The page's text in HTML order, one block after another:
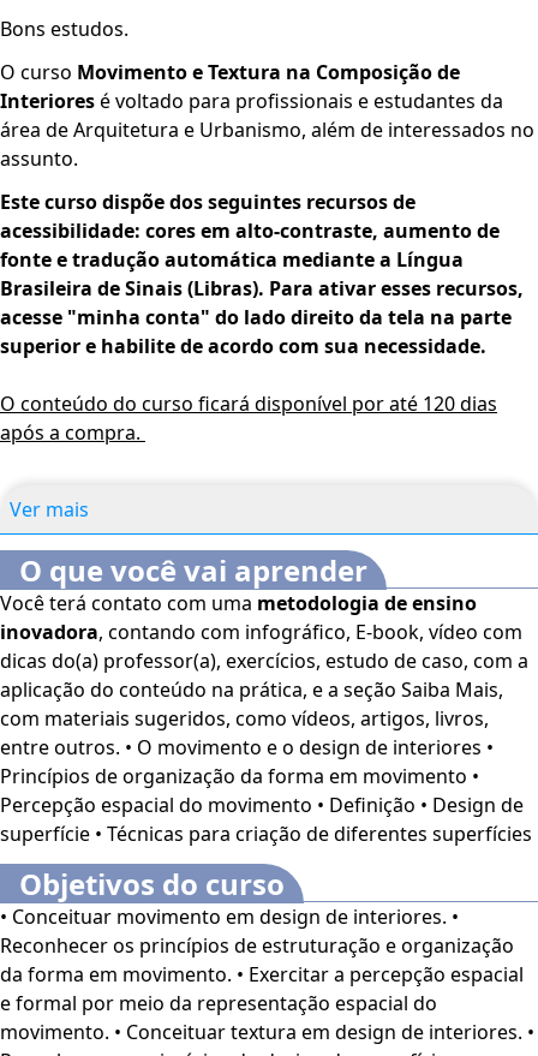
Bons estudos.
O curso Movimento e Textura na Composição de
Interioresé voltado para profissionais e estudantes da
área de Arquitetura e Urbanismo, além de interessados no
assunto.
Este curso dispõe dos seguintes recursos de
acessibilidade: cores em alto-contraste, aumento de
fonte e tradução automática mediante a Língua
Brasileira de Sinais (Libras). Para ativar esses recursos,
acesse "minha conta" do lado direito da tela na parte
superior e habilite de acordo com sua necessidade.
O conteúdo do curso ficará disponível por até 120 dias
após a compra.
Ver mais
O que você vai aprender
Você terá contato com uma metodologia de ensino
inovadora, contando com infográfico, E-book, vídeo com
dicas do(a) professor(a), exercícios, estudo de caso, com a
aplicação do conteúdo na prática, e a seção Saiba Mais,
com materiais sugeridos, como vídeos, artigos, livros,
entre outros. • O movimento e o design de interiores •
Princípios de organização da forma em movimento •
Percepção espacial do movimento • Definição • Design de
superfície • Técnicas para criação de diferentes superfícies
Objetivos do curso
• Conceituar movimento em design de interiores. •
Reconhecer os princípios de estruturação e organização
da forma em movimento. • Exercitar a percepção espacial
e formal por meio da representação espacial do
movimento. • Conceituar textura em design de interiores. •